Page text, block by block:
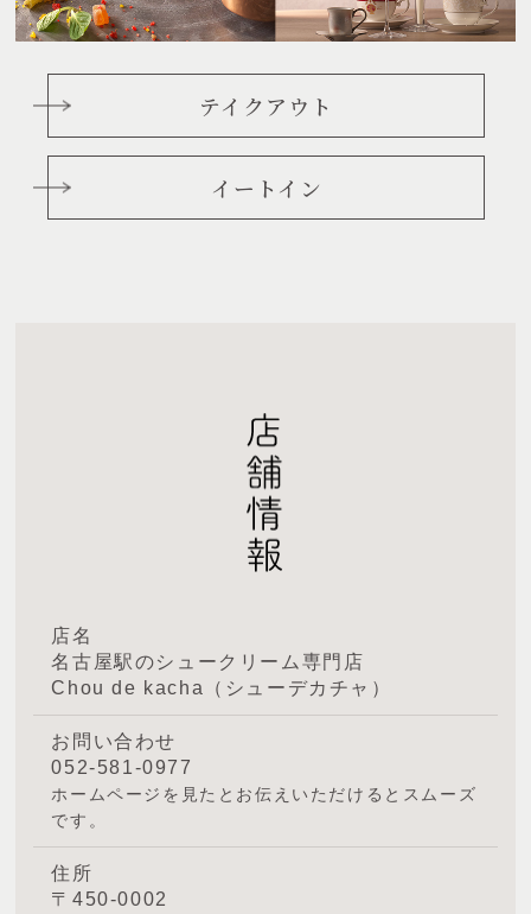
テイクアウト
イートイン
店名
名古屋駅のシュークリーム専門店
Chou de kacha（シューデカチャ）
お問い合わせ
052-581-0977
ホームページを見たとお伝えいただけるとスムーズ
です。
住所
〒450-0002